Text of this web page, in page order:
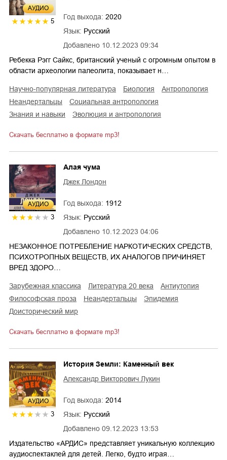
AУДИО
5
Добавлено 10.12.2023 09:34
Год выхода: 2020
Язык: Русский
Ребекка Рэгг Сайкс, британский ученый с огромным опытом в
области археологии палеолита, показывает н…
научно-популярная литература биология
антропология
неандертальцы
социальная антропология
знания и навыки
эволюция и антропология
Скачать бесплатно в формате mp3!
AУДИО
3
Добавлено 10.12.2023 04:06
Алая чума
Джек Лондон
Год выхода: 1912
Язык: Русский
НЕЗАКОННОЕ ПОТРЕБЛЕНИЕ НАРКОТИЧЕСКИХ СРЕДСТВ,
ПСИХОТРОПНЫХ ВЕЩЕСТВ, ИХ АНАЛОГОВ ПРИЧИНЯЕТ
ВРЕД ЗДОРО…
зарубежная классика литература 20 века
антиутопия
философская проза
неандертальцы
эпидемия
доисторический мир
Скачать бесплатно в формате mp3!
AУДИО
3
Добавлено 09.12.2023 13:53
История Земли: Каменный век
Александр Викторович Лукин
Год выхода: 2014
Язык: Русский
Издательство «АРДИС» представляет уникальную коллекцию
аудиоспектаклей для детей. Легко, будто играя…